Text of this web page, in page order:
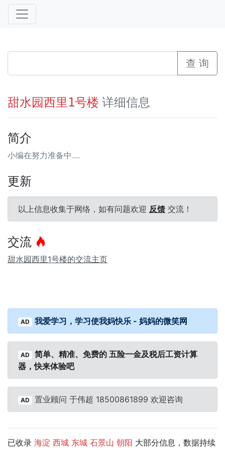
查 询
甜水园西里1号楼 详细信息
简介
小编在努力准备中....
更新
以上信息收集于网络，如有问题欢迎 反馈 交流！
交流
甜水园西里1号楼的交流主页
AD 我爱学习，学习使我妈快乐 - 妈妈的微笑网
AD
简单、精准、免费的 五险一金及税后工资计算
器，快来体验吧
AD 置业顾问 于伟超 18500861899 欢迎咨询
已收录 海淀 西城 东城 石景山 朝阳 大部分信息，数据持续